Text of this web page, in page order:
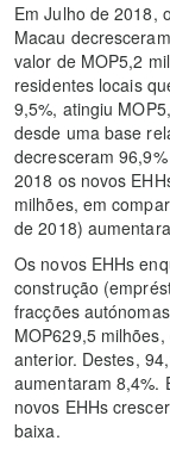
Em Julho de 2018,
Macau
valor de MOP5,2
residentes locais
9,5%, atingiu
desde uma base
decresceram
2018 os novos
milhões, em
de 2018)
Os novos EHHs
construção
fracções
MOP629,5
anterior. Destes,
aumentaram 8,4%.
novos EHHs
baixa.